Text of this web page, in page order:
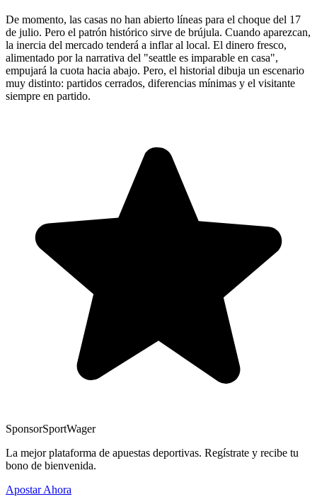
De momento, las casas no han abierto líneas para el choque del 17
de julio. Pero el patrón histórico sirve de brújula. Cuando aparezcan,
la inercia del mercado tenderá a inflar al local. El dinero fresco,
alimentado por la narrativa del "seattle es imparable en casa",
empujará la cuota hacia abajo. Pero, el historial dibuja un escenario
muy distinto: partidos cerrados, diferencias mínimas y el visitante
siempre en partido.
SponsorSportWager
La mejor plataforma de apuestas deportivas. Regístrate y recibe tu
bono de bienvenida.
Apostar Ahora